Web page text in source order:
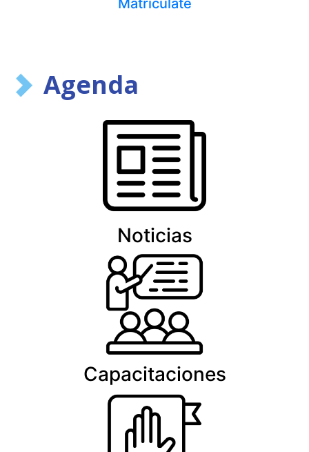
Matriculate
Agenda
Noticias
Capacitaciones